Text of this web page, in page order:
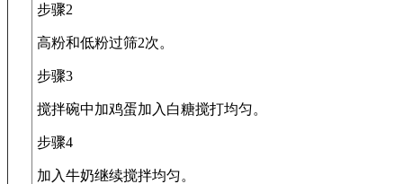
步骤2
高粉和低粉过筛2次。
步骤3
搅拌碗中加鸡蛋加入白糖搅打均匀。
步骤4
加入牛奶继续搅拌均匀。